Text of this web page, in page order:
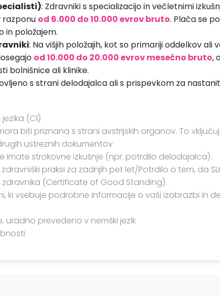
: Zdravniki s specializacijo in večletnimi
razponu od 6.000 do 10.000 evrov bruto. Plača se
in položajem.
: Na višjih položajih, kot so primariji oddelkov ali
od 10.000 do 20.000 evrov mesečno bruto,
bolnišnice ali klinike.
s strani delodajalca ali s prispevkom za
(C1)
biti priznana s strani avstrijskih organov. To
ustreznih dokumentov
imate strokovne izkušnje (npr. potrdilo delodajalca).
praksi za zadnjih pet let/Potrdilo o tem, da
(Certificate of Good Standing).
ki vsebuje podrobne informacije o vaši izobrazbi in
uradno prevedeno v nemški jezik